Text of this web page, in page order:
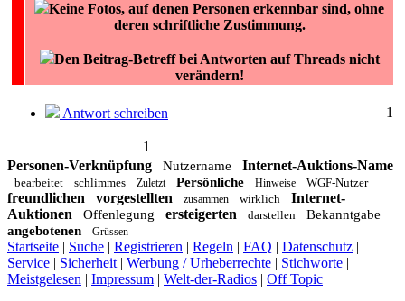
Keine Fotos, auf denen Personen erkennbar sind, ohne
deren schriftliche Zustimmung.
Den Beitrag-Betreff bei Antworten auf Threads nicht
verändern!
Antwort schreiben 1
1
Personen-Verknüpfung
Nutzername Internet-Auktions-Name
bearbeitet schlimmes Zuletzt Persönliche Hinweise WGF-Nutzer
freundlichen vorgestellten zusammen wirklich
Internet-
Auktionen
Offenlegung ersteigerten darstellen
Bekanntgabe
angebotenen
Grüssen
Startseite | Suche | Registrieren | Regeln | FAQ | Datenschutz |
Service | Sicherheit | Werbung / Urheberrechte | Stichworte |
Meistgelesen | Impressum | Welt-der-Radios | Off Topic